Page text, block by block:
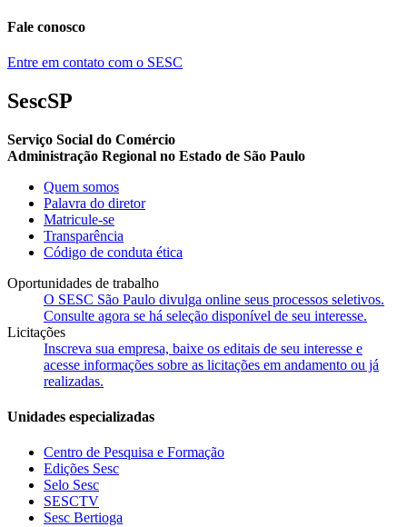
Fale conosco
Entre em contato com o SESC
SescSP
Serviço Social do Comércio
Administração Regional no Estado de São Paulo
Quem somos
Palavra do diretor
Matricule-se
Transparência
Código de conduta ética
Oportunidades de trabalho
O SESC São Paulo divulga online seus processos seletivos.
Consulte agora se há seleção disponível de seu interesse.
Licitações
Inscreva sua empresa, baixe os editais de seu interesse e
acesse informações sobre as licitações em andamento ou já
realizadas.
Unidades especializadas
Centro de Pesquisa e Formação
Edições Sesc
Selo Sesc
SESCTV
Sesc Bertioga